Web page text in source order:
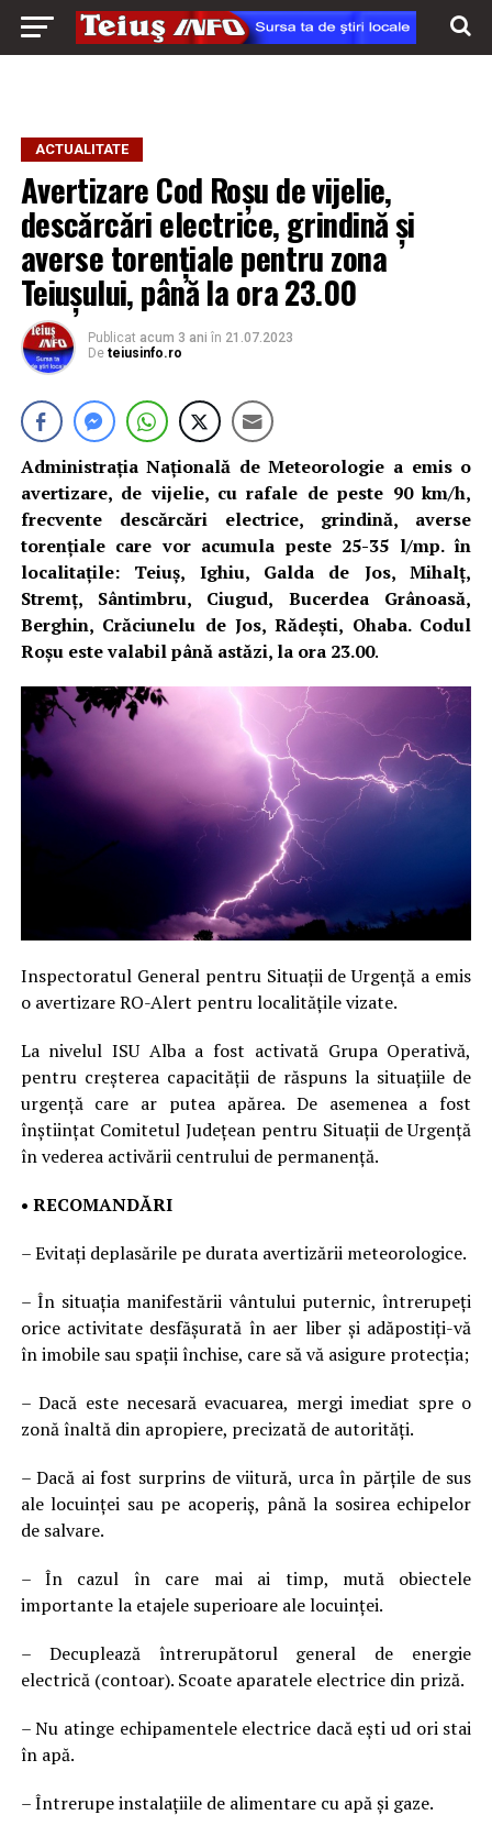
ACTUALITATE
Avertizare Cod Roșu de vijelie,
descărcări electrice, grindină și
averse torențiale pentru zona
Teiușului, până la ora 23.00
Publicat acum 3 ani în 21.07.2023
De teiusinfo.ro
Administrația Națională de Meteorologie a emis o
avertizare, de vijelie, cu rafale de peste 90 km/h,
frecvente descărcări electrice, grindină, averse
torențiale care vor acumula peste 25-35 l/mp. în
localitațile: Teiuș, Ighiu, Galda de Jos, Mihalț,
Stremț, Sântimbru, Ciugud, Bucerdea Grânoasă,
Berghin, Crăciunelu de Jos, Rădești, Ohaba. Codul
Roșu este valabil până astăzi, la ora 23.00.
Inspectoratul General pentru Situații de Urgență a emis
o avertizare RO-Alert pentru localitățile vizate.
La nivelul ISU Alba a fost activată Grupa Operativă,
pentru creșterea capacității de răspuns la situațiile de
urgență care ar putea apărea. De asemenea a fost
înștiințat Comitetul Județean pentru Situații de Urgență
în vederea activării centrului de permanență.
• RECOMANDĂRI
– Evitați deplasările pe durata avertizării meteorologice.
– În situația manifestării vântului puternic, întrerupeți
orice activitate desfășurată în aer liber și adăpostiți-vă
în imobile sau spaţii închise, care să vă asigure protecţia;
– Dacă este necesară evacuarea, mergi imediat spre o
zonă înaltă din apropiere, precizată de autorităţi.
– Dacă ai fost surprins de viitură, urca în părţile de sus
ale locuinţei sau pe acoperiş, până la sosirea echipelor
de salvare.
– În cazul în care mai ai timp, mută obiectele
importante la etajele superioare ale locuinței.
– Decuplează întrerupătorul general de energie
electrică (contoar). Scoate aparatele electrice din priză.
– Nu atinge echipamentele electrice dacă ești ud ori stai
în apă.
– Întrerupe instalaţiile de alimentare cu apă şi gaze.